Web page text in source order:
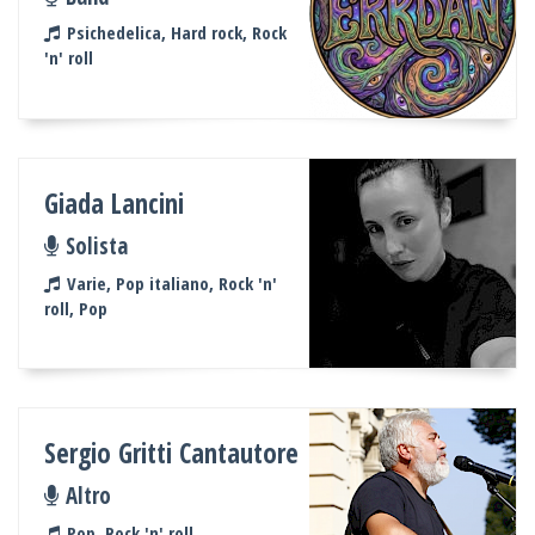
Psichedelica, Hard rock, Rock
'n' roll
Giada Lancini
Solista
Varie, Pop italiano, Rock 'n'
roll, Pop
Sergio Gritti Cantautore
Altro